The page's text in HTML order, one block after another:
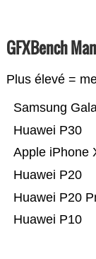
GFXBench
Plus élevé =
Huawei P10
Huawei P20
Huawei P20
Apple iPhone
Huawei P30
Samsung